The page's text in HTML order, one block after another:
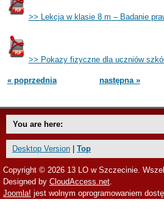
>> Lekcja w klasie 8 m – Badanie
>> Pokazy fizyczne dla uczniów
« poprzednia następna »
You are here:
Desktop Version Top
Copyright © 2026 13 LO w Szczecinie.
Designed by CloudAccess.net.
Joomla! jest wolnym oprogramowaniem